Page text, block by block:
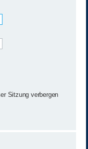
Sitzung verbergen